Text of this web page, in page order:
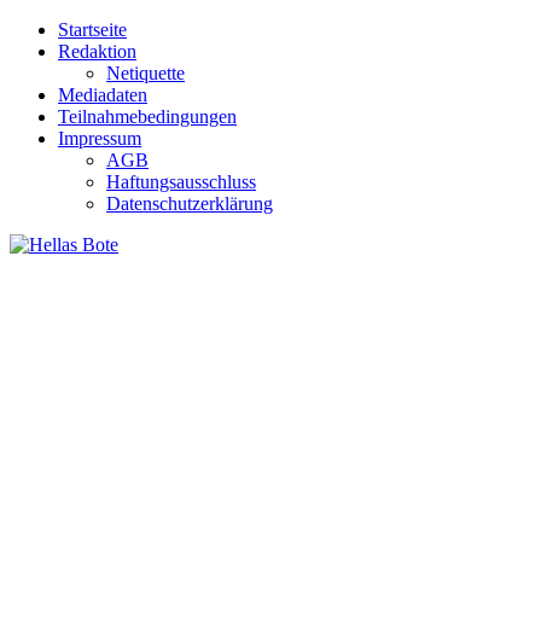
Zum
Inhalt
Startseite
Redaktion
Netiquette
Mediadaten
Teilnahmebedingungen
Impressum
AGB
Haftungsausschluss
Datenschutzerklärung